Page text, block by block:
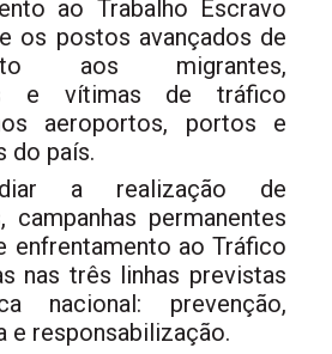
ao Trabalho Escravo
os postos avançados de
aos migrantes,
e vítimas de tráfico
aeroportos, portos e
do país.
a realização de
campanhas permanentes
enfrentamento ao Tráfico
nas três linhas previstas
nacional: prevenção,
e responsabilização.